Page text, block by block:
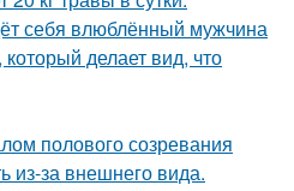
себя влюблённый мужчина
делает вид, что
полового созревания
из-за внешнего вида.